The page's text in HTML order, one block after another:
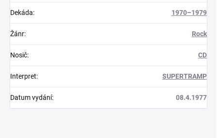
Dekáda: 1970–1979
Žánr: Rock
Nosič: CD
Interpret: SUPERTRAMP
Datum vydání: 08.4.1977